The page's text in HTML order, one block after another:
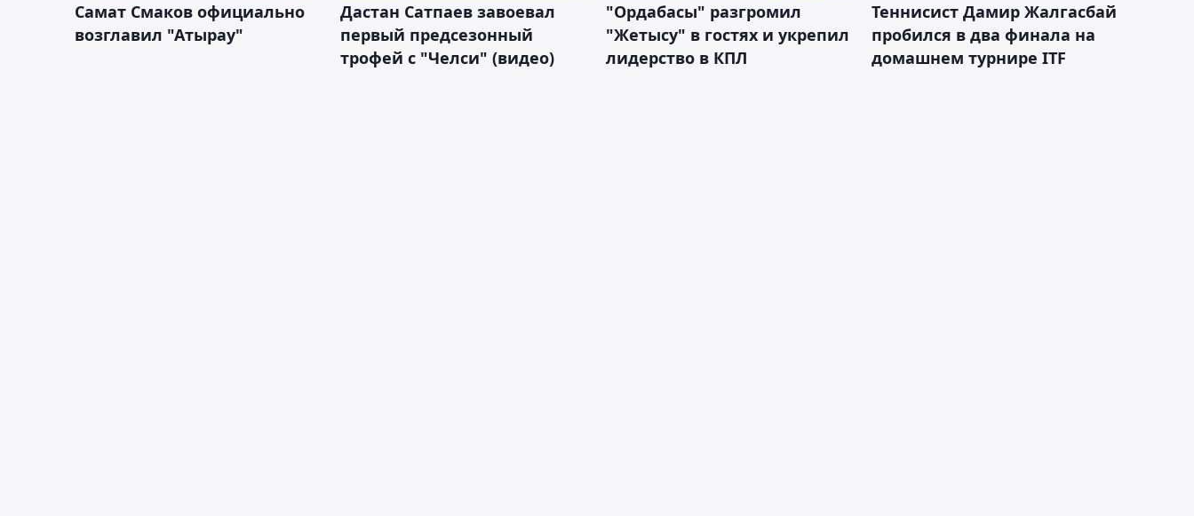
Самат Смаков официально
возглавил "Атырау"
Дастан Сатпаев завоевал
первый предсезонный
трофей с "Челси" (видео)
"Ордабасы" разгромил
"Жетысу" в гостях и укрепил
лидерство в КПЛ
Теннисист Дамир Жалгасбай
пробился в два финала на
домашнем турнире ITF